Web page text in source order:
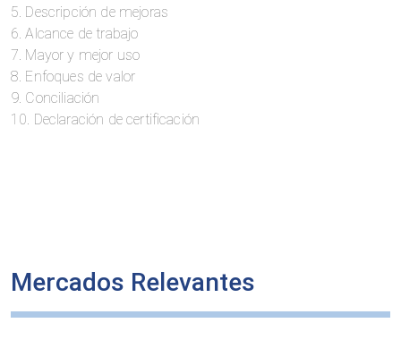
5. Descripción de mejoras
6. Alcance de trabajo
7. Mayor y mejor uso
8. Enfoques de valor
9. Conciliación
10. Declaración de certificación
Mercados Relevantes